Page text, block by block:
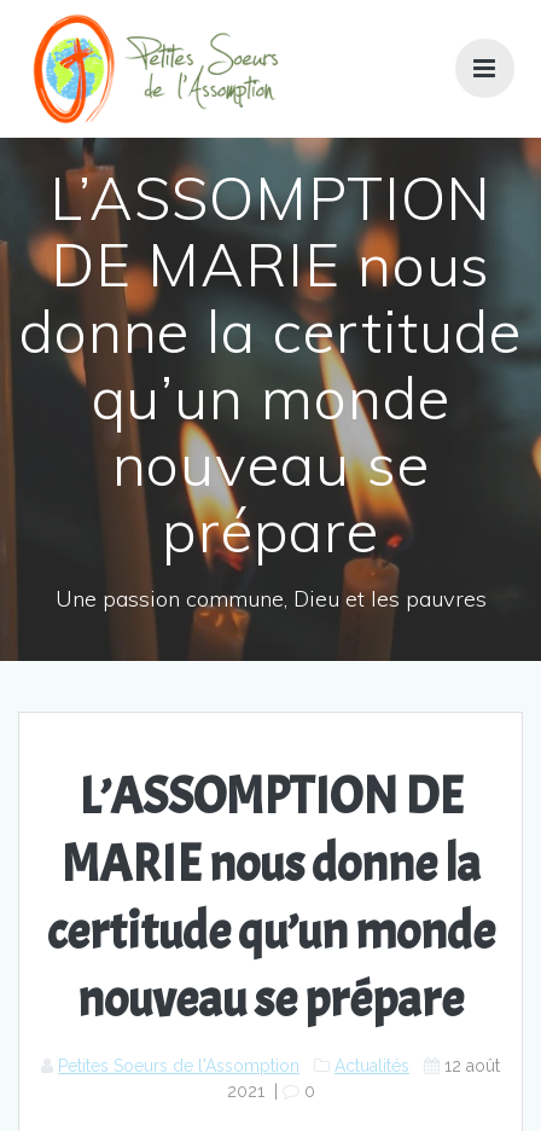
contenu
L’ASSOMPTION
DE MARIE nous
donne la certitude
qu’un monde
nouveau se
prépare
Une passion commune, Dieu et les pauvres
L’ASSOMPTION DE
MARIE nous donne la
certitude qu’un monde
nouveau se prépare
Petites Soeurs de l'Assomption Actualités
12 août
2021
0